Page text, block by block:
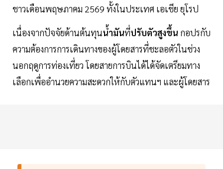
ชาวเดือนพฤษภาคม 2569 ทั้งในประเทศ เอเชีย ยุโรป
เนื่องจากปัจจัยด้านต้นทุนน้ำมันที่ปรับตัวสูงขึ้น กอปรกับ
ความต้องการการเดินทางของผู้โดยสารที่ชะลอตัวในช่วง
นอกฤดูการท่องเที่ยว โดยสายการบินได้ได้จัดเตรียมทาง
เลือกเพื่ออำนวยความสะดวกให้กับตัวแทนฯ และผู้โดยสาร